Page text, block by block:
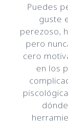
Puedes
guste
perezoso,
pero
cero
en los